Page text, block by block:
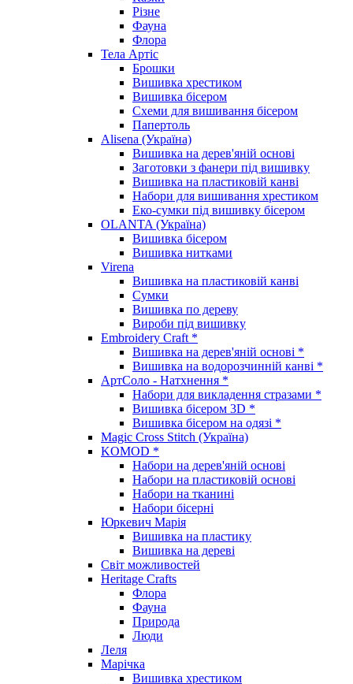
Різне
Фауна
Флора
Тела Артіс
Брошки
Вишивка хрестиком
Вишивка бісером
Схеми для вишивання бісером
Папертоль
Alisena (Україна)
Вишивка на дерев'яній основі
Заготовки з фанери під вишивку
Вишивка на пластиковій канві
Набори для вишивання хрестиком
Еко-сумки під вишивку бісером
OLANTA (Україна)
Вишивка бісером
Вишивка нитками
Virena
Вишивка на пластиковій канві
Сумки
Вишивка по дереву
Вироби під вишивку
Embroidery Craft *
Вишивка на дерев'яній основі *
Вишивка на водорозчинній канві *
АртСоло - Натхнення *
Набори для викладення стразами *
Вишивка бісером 3D *
Вишивка бісером на одязі *
Magic Cross Stitch (Україна)
KOMOD *
Набори на дерев'яній основі
Набори на пластиковій основі
Набори на тканині
Набори бісерні
Юркевич Марія
Вишивка на пластику
Вишивка на дереві
Світ можливостей
Heritage Crafts
Флора
Фауна
Природа
Люди
Леля
Марічка
Вишивка хрестиком